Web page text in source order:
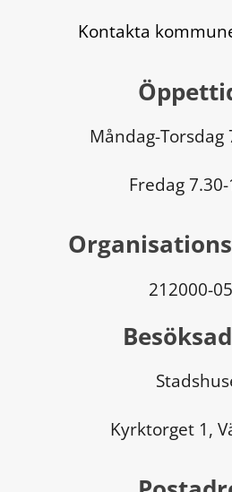
Kontakta
Måndag-Torsdag
Fredag
212000-
Kyrktorget 1,